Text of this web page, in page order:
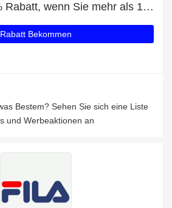
Erhalten Sie 10% Rabatt, wenn Sie mehr als 100€ ausgeben
Rabatt Bekommen
Bestem? Sehen Sie sich eine Liste
und Werbeaktionen an